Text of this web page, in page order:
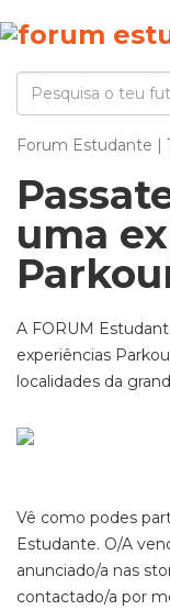
Forum Estudante |
uma
A FORUM
experiências
localidades da
Vê como podes
Estudante. O/A
anunciado/a nas
contactado/a por